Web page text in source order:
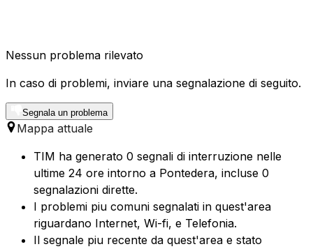
Nessun problema rilevato
In caso di problemi, inviare una segnalazione di seguito.
Segnala un problema
Mappa attuale
TIM ha generato 0 segnali di interruzione nelle
ultime 24 ore intorno a Pontedera, incluse 0
segnalazioni dirette.
I problemi piu comuni segnalati in quest'area
riguardano Internet, Wi-fi, e Telefonia.
Il segnale piu recente da quest'area e stato